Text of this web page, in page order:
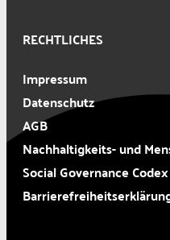
RECHTLICHES
Impressum
Datenschutz
AGB
Nachhaltigkeits- und
Social Governance Codex